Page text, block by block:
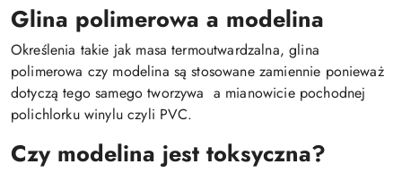
Glina polimerowa a modelina
Określenia takie jak masa termoutwardzalna, glina
polimerowa czy modelina są stosowane zamiennie ponieważ
dotyczą tego samego tworzywa a mianowicie pochodnej
polichlorku winylu czyli PVC.
Czy modelina jest toksyczna?